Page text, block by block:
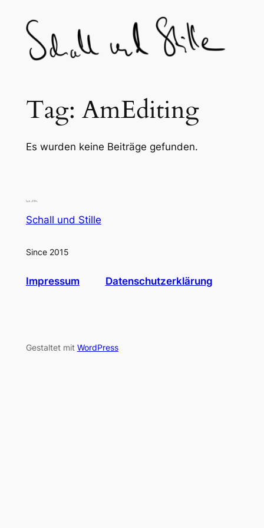
content
Tag: AmEditing
Es wurden keine Beiträge gefunden.
Schall und Stille
Since 2015
Impressum Datenschutzerklärung
Gestaltet mit WordPress